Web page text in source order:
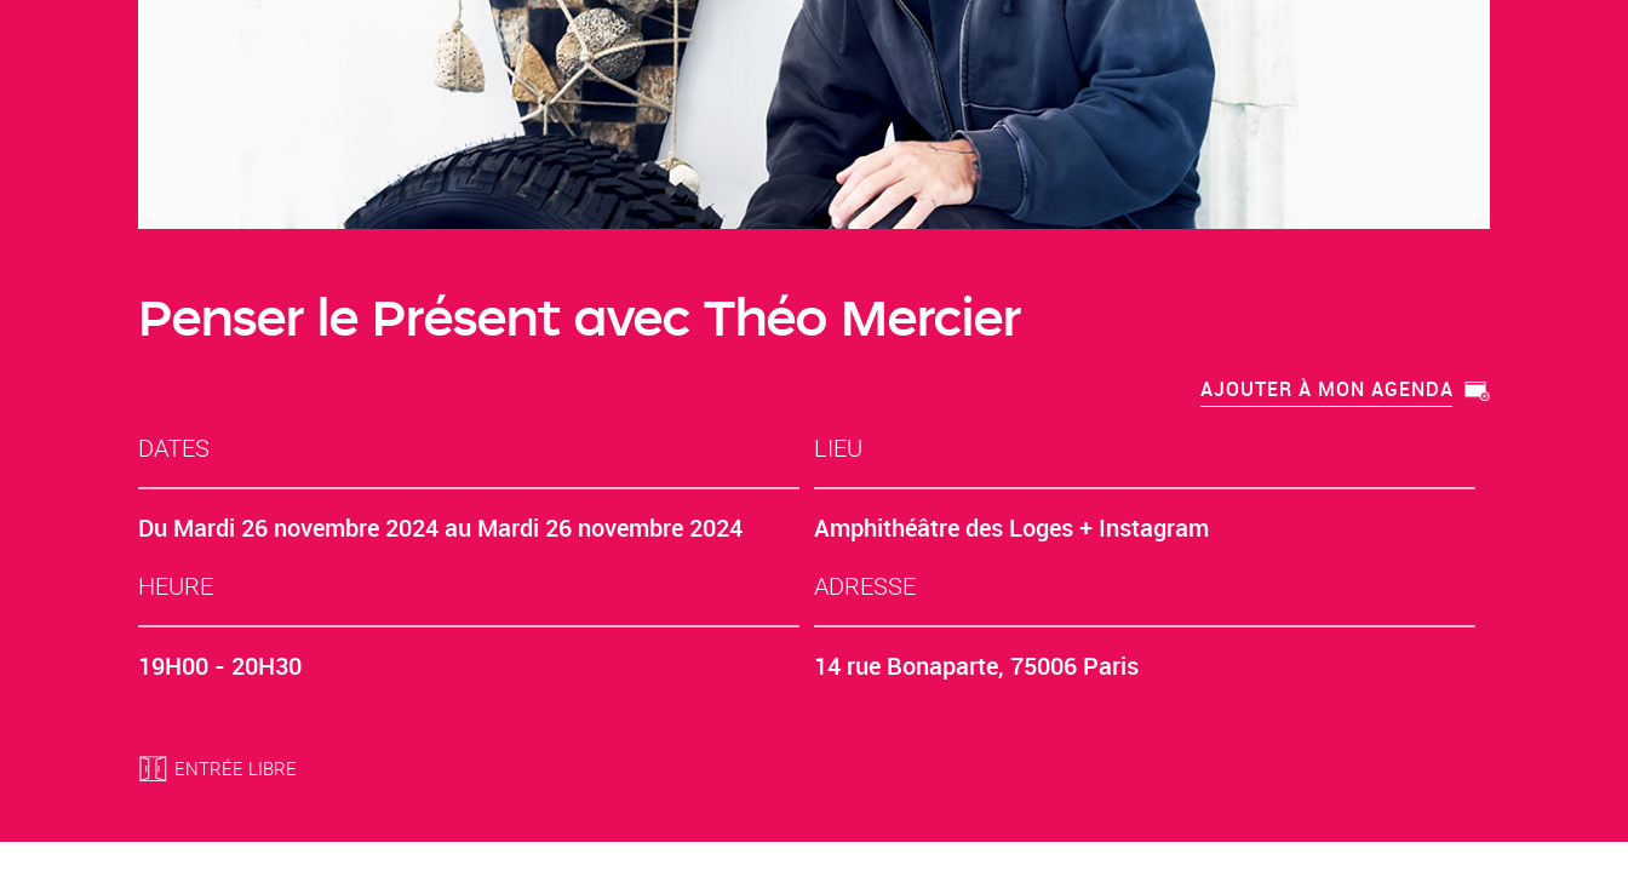
Penser le Présent avec Théo Mercier
AJOUTER À MON AGENDA
DATES
Du Mardi 26 novembre 2024au Mardi 26 novembre 2024
LIEU
Amphithéâtre des Loges + Instagram
HEURE
19H00 - 20H30
ADRESSE
14 rue Bonaparte, 75006 Paris
ENTRÉE LIBRE